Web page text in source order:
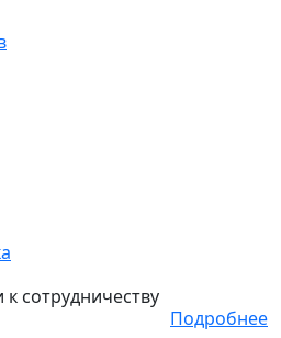
сотрудничеству
Подробнее